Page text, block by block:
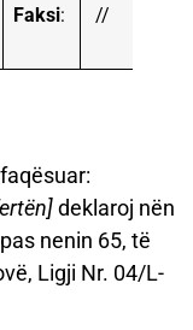
Faksi: //
deklaroj nën
nenin 65, të
Ligji Nr. 04/L-